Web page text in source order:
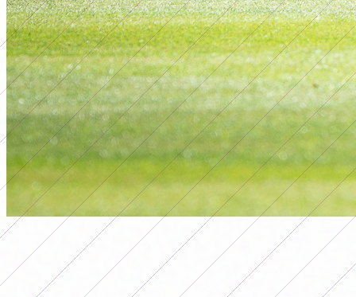
primera a
BANFIELD VS VÉLEZ 13/09/25